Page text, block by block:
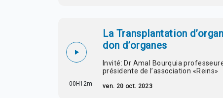
00H12m
La Transplantation
don d’organes
Invité: Dr Amal Bourquia
présidente de l’association «Reins»
ven. 20 oct. 2023